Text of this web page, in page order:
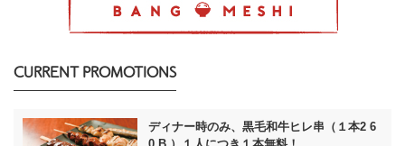
CURRENT PROMOTIONS
ディナー時のみ、黒毛和牛ヒレ串（１本2 6